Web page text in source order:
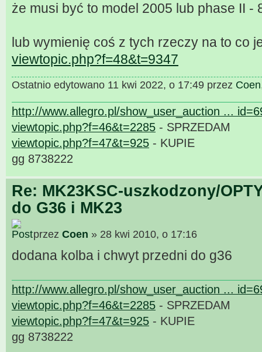
że musi być to model 2005 lub phase II -
lub wymienię coś z tych rzeczy na to co
viewtopic.php?f=48&t=9347
Ostatnio edytowano 11 kwi 2022, o 17:49 przez Coen
http://www.allegro.pl/show_user_auction ...
viewtopic.php?f=46&t=2285 - SPRZEDAM
viewtopic.php?f=47&t=925 - KUPIE
gg 8738222
Re: MK23KSC-uszkodzony/
do G36 i MK23
przez Coen » 28 kwi 2010, o 17:16
dodana kolba i chwyt przedni do g36
http://www.allegro.pl/show_user_auction ...
viewtopic.php?f=46&t=2285 - SPRZEDAM
viewtopic.php?f=47&t=925 - KUPIE
gg 8738222